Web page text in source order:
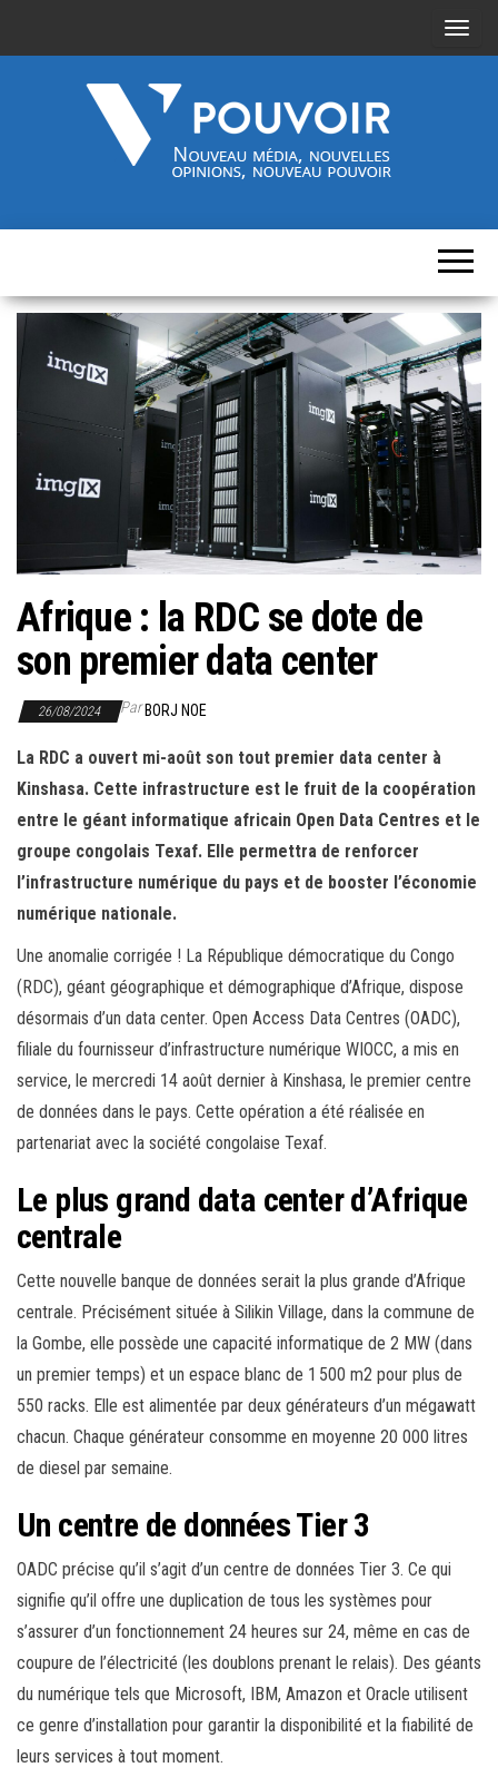
A
r
m
a
s
q
u
a
t
i
n
média,
nouveau
pouvoir
Afrique : la RDC se dote de
son premier data center
26/08/2024 ParBORJ NOE
La RDC a ouvert mi-août son tout premier data center à
Kinshasa. Cette infrastructure est le fruit de la coopération
entre le géant informatique africain Open Data Centres et le
groupe congolais Texaf. Elle permettra de renforcer
l’infrastructure numérique du pays et de booster l’économie
numérique nationale.
Une anomalie corrigée ! La République démocratique du Congo
(RDC), géant géographique et démographique d’Afrique, dispose
désormais d’un data center. Open Access Data Centres (OADC),
filiale du fournisseur d’infrastructure numérique WIOCC, a mis en
service, le mercredi 14 août dernier à Kinshasa, le premier centre
de données dans le pays. Cette opération a été réalisée en
partenariat avec la société congolaise Texaf.
Le plus grand data center d’Afrique
centrale
Cette nouvelle banque de données serait la plus grande d’Afrique
centrale. Précisément située à Silikin Village, dans la commune de
la Gombe, elle possède une capacité informatique de 2 MW (dans
un premier temps) et un espace blanc de 1 500 m2 pour plus de
550 racks. Elle est alimentée par deux générateurs d’un mégawatt
chacun. Chaque générateur consomme en moyenne 20 000 litres
de diesel par semaine.
Un centre de données Tier 3
OADC précise qu’il s’agit d’un centre de données Tier 3. Ce qui
signifie qu’il offre une duplication de tous les systèmes pour
s’assurer d’un fonctionnement 24 heures sur 24, même en cas de
coupure de l’électricité (les doublons prenant le relais). Des géants
du numérique tels que Microsoft, IBM, Amazon et Oracle utilisent
ce genre d’installation pour garantir la disponibilité et la fiabilité de
leurs services à tout moment.